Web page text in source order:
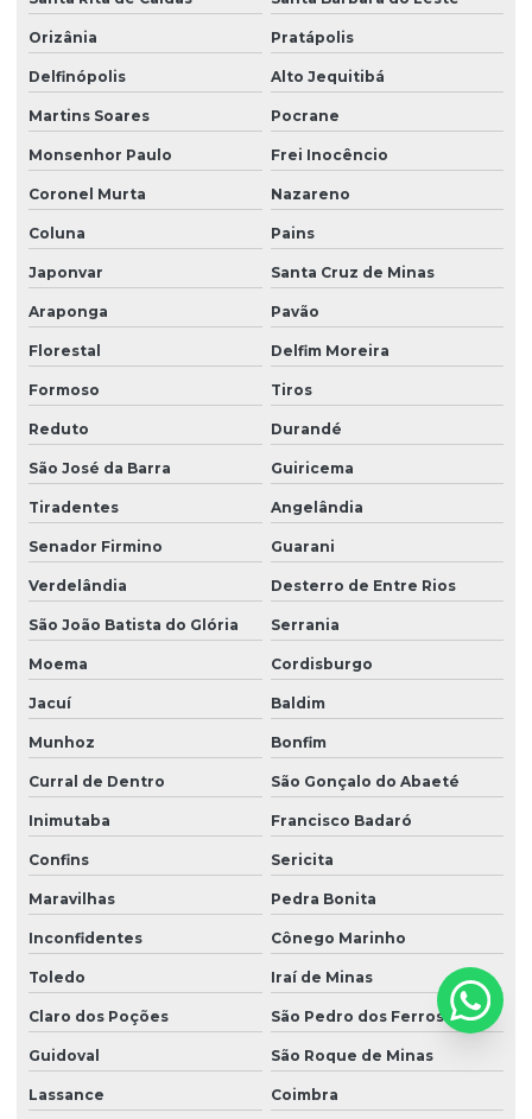
Orizânia Pratápolis
Delfinópolis Alto Jequitibá
Martins Soares Pocrane
Monsenhor Paulo Frei Inocêncio
Coronel Murta Nazareno
Coluna Pains
Japonvar Santa Cruz de Minas
Araponga Pavão
Florestal Delfim Moreira
Formoso Tiros
Reduto Durandé
São José da Barra Guiricema
Tiradentes Angelândia
Senador Firmino Guarani
Verdelândia Desterro de Entre Rios
São João Batista do Glória Serrania
Moema Cordisburgo
Jacuí Baldim
Munhoz Bonfim
Curral de Dentro São Gonçalo do Abaeté
Inimutaba Francisco Badaró
Confins Sericita
Maravilhas Pedra Bonita
Inconfidentes Cônego Marinho
Toledo Iraí de Minas
Claro dos Poções São Pedro dos Ferros
Guidoval São Roque de Minas
Lassance Coimbra